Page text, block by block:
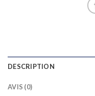
DESCRIPTION
AVIS (0)